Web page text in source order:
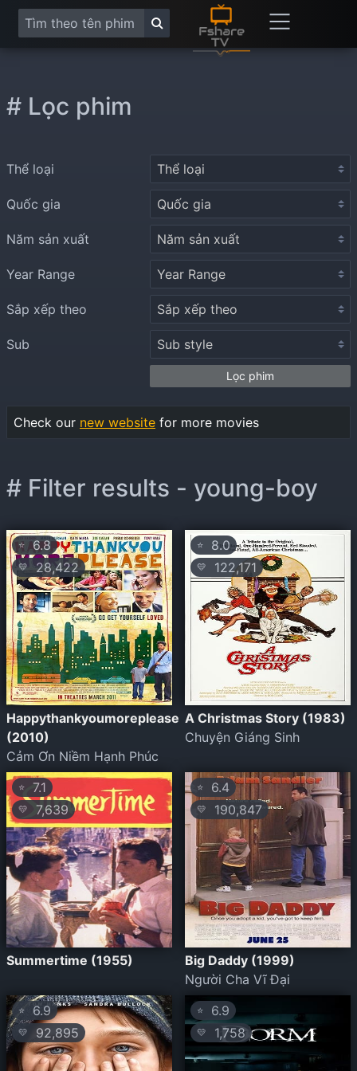
# Filter results - young-boy
⭐ 6.8
💛28,422
Happythankyoumoreplease
(2010)
Cảm Ơn Niềm Hạnh Phúc
⭐ 8.0
💛 122,171
A Christmas Story (1983)
Chuyện Giáng Sinh
⭐ 7.1
💛 7,639
Summertime (1955)
⭐ 6.4
💛 190,847
Big Daddy (1999)
Người Cha Vĩ Đại
⭐ 6.9
💛 92,895
⭐ 6.9
💛 1,758
# Lọc phim
Thể loại
Quốc gia
Năm sản xuất
Year Range
Sắp xếp theo
Sub
Lọc phim
Check our new website for more movies